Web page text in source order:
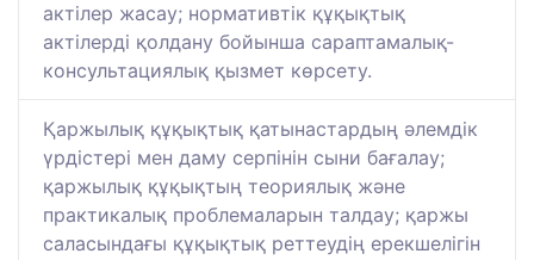
актілер жасау; нормативтік құқықтық
актілерді қолдану бойынша сараптамалық-
консультациялық қызмет көрсету.
Қаржылық құқықтық қатынастардың әлемдік
үрдістері мен даму серпінін сыни бағалау;
қаржылық құқықтың теориялық және
практикалық проблемаларын талдау; қаржы
саласындағы құқықтық реттеудің ерекшелігін